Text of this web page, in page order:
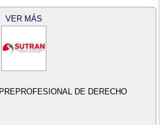
VER MÁS
DE DERECHO